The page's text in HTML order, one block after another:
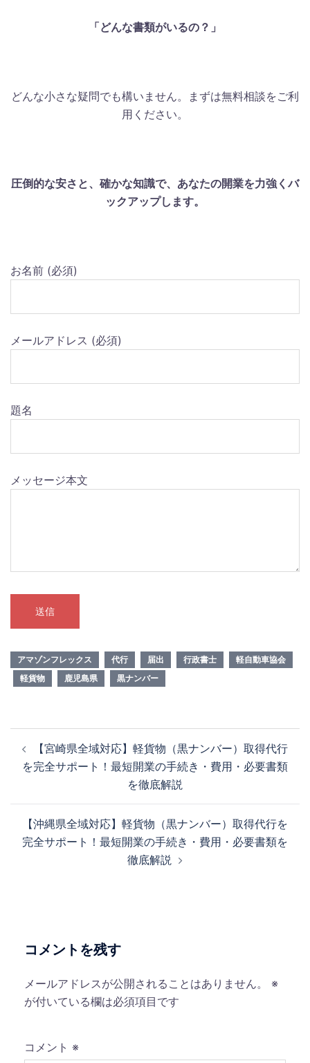
「どんな書類がいるの？」
どんな小さな疑問でも構いません。まずは無料相談をご利
用ください。
圧倒的な安さと、確かな知識で、あなたの開業を力強くバ
ックアップします。
お名前 (必須)
メールアドレス (必須)
題名
メッセージ本文
アマゾンフレックス 代行 届出 行政書士
軽自動車協会
軽貨物
鹿児島県 黒ナンバー
稿
ナ
ー
シ
【宮崎県全域対応】軽貨物（黒ナンバー）取得代行
を完全サポート！最短開業の手続き・費用・必要書類
を徹底解説
【沖縄県全域対応】軽貨物（黒ナンバー）取得代行を
完全サポート！最短開業の手続き・費用・必要書類を
徹底解説
コメントを残す
メールアドレスが公開されることはありません。
※
が付いている欄は必須項目です
コメント ※